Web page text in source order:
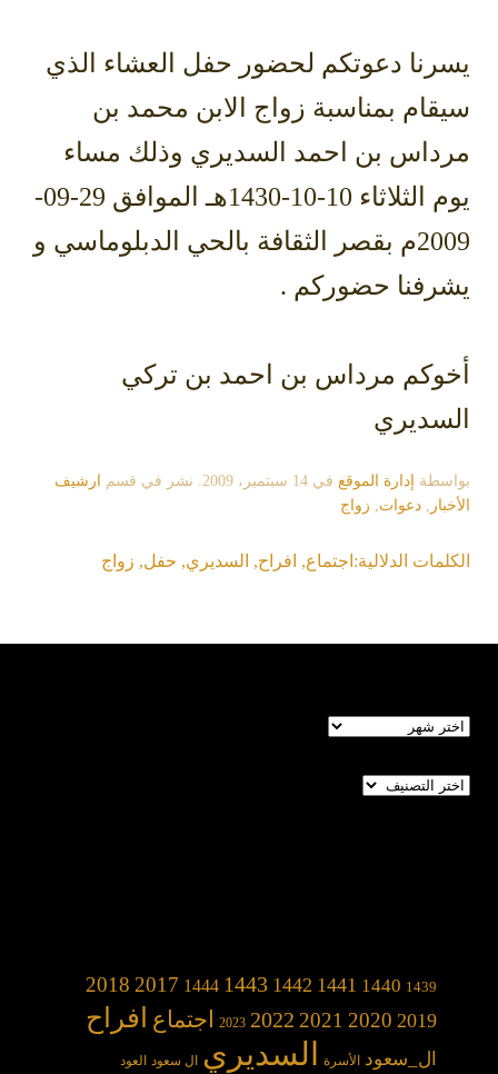
يسرنا دعوتكم لحضور حفل العشاء الذي
سيقام بمناسبة زواج الابن محمد بن
مرداس بن احمد السديري وذلك مساء
يوم الثلاثاء 10-10-1430هـ الموافق 29-09-
2009م بقصر الثقافة بالحي الدبلوماسي و
يشرفنا حضوركم .
أخوكم مرداس بن احمد بن تركي
السديري
بواسطة إدارة الموقع في 14 سبتمبر، 2009 . نشر في قسم
ارشيف
الأخبار , دعوات, زواج
الكلمات الدلالية: اجتماع, افراح, السديري, حفل, زواج
الأرشيف
تصنيفات
1439
1440
1441
1442
1443
1444
2017
2018
2019
2020
2021
2022
2023 اجتماع افراح
ال_سعود الأسرة السديري ال سعود العود